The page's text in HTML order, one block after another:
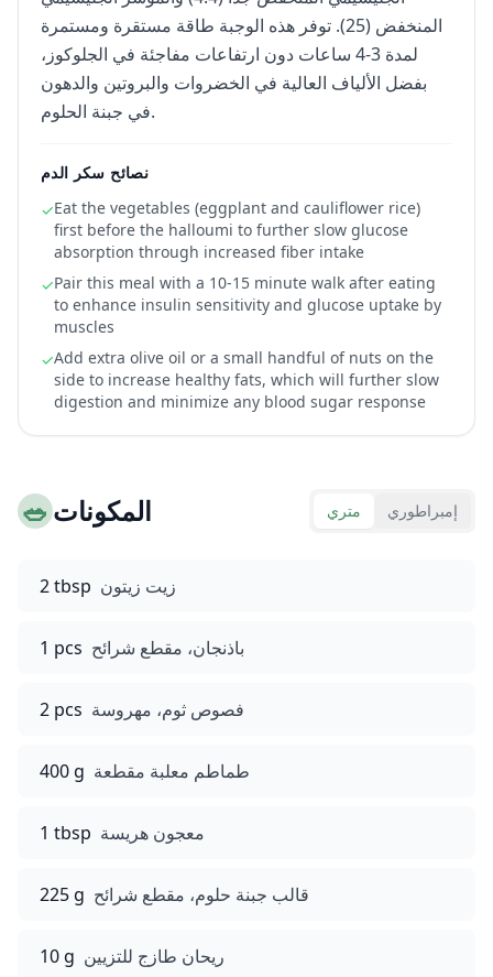
المنخفض (25). توفر هذه الوجبة طاقة مستقرة ومستمرة
لمدة 3-4 ساعات دون ارتفاعات مفاجئة في الجلوكوز،
بفضل الألياف العالية في الخضروات والبروتين والدهون
في جبنة الحلوم.
نصائح سكر الدم
✓Eat the vegetables (eggplant and cauliflower rice)
first before the halloumi to further slow glucose
absorption through increased fiber intake
✓Pair this meal with a 10-15 minute walk after eating
to enhance insulin sensitivity and glucose uptake by
muscles
✓Add extra olive oil or a small handful of nuts on the
side to increase healthy fats, which will further slow
digestion and minimize any blood sugar response
🥗المكونات متري إمبراطوري
2 tbsp زيت زيتون
1 pcs باذنجان، مقطع شرائح
2 pcs فصوص ثوم، مهروسة
400 g طماطم معلبة مقطعة
1 tbsp معجون هريسة
225 g قالب جبنة حلوم، مقطع شرائح
10 g ريحان طازج للتزيين